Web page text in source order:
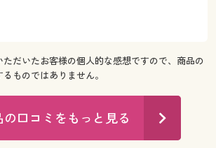
だいたお客様の個人的な感想ですので、商品の
ものではありません。
の口コミをもっと見る